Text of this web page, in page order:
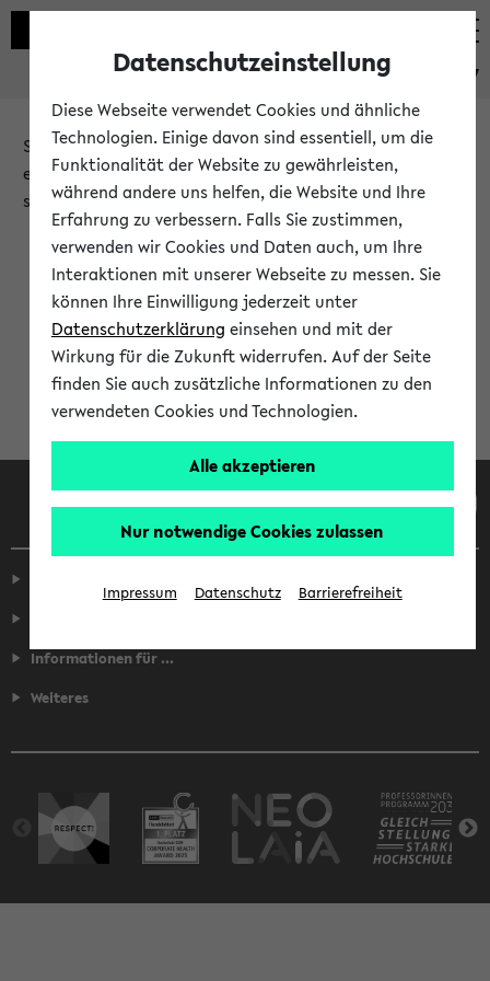
eKVV
Sie möchten auf eine eKVV Funktion zugreifen, die Ihnen
erst nach einer Anmeldung am System zur Verfügung
steht.
Bitte melden Sie sich an:
Anmeldung am eKVV
Informationen für ...
Weiteres
Datenschutzeinstellung
Diese Webseite verwendet Cookies und ähnliche
Technologien. Einige davon sind essentiell, um die
Funktionalität der Website zu gewährleisten,
während andere uns helfen, die Website und Ihre
Erfahrung zu verbessern. Falls Sie zustimmen,
verwenden wir Cookies und Daten auch, um Ihre
Interaktionen mit unserer Webseite zu messen. Sie
können Ihre Einwilligung jederzeit unter
Datenschutzerklärung einsehen und mit der
Wirkung für die Zukunft widerrufen. Auf der Seite
finden Sie auch zusätzliche Informationen zu den
verwendeten Cookies und Technologien.
Alle akzeptieren
Nur notwendige Cookies zulassen
Impressum Datenschutz Barrierefreiheit